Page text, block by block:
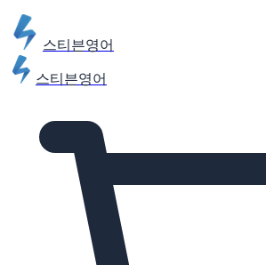
스티븐영어
스티븐영어